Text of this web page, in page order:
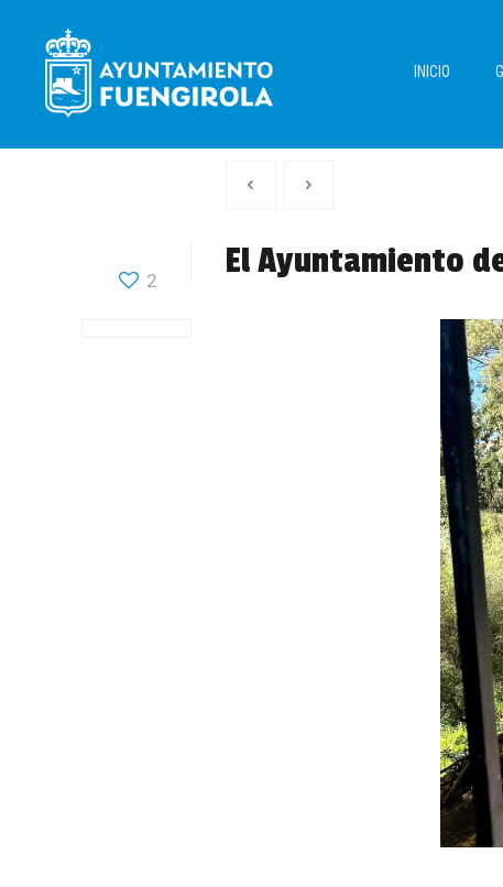
INICIO
anterior
2 El Ayuntamiento